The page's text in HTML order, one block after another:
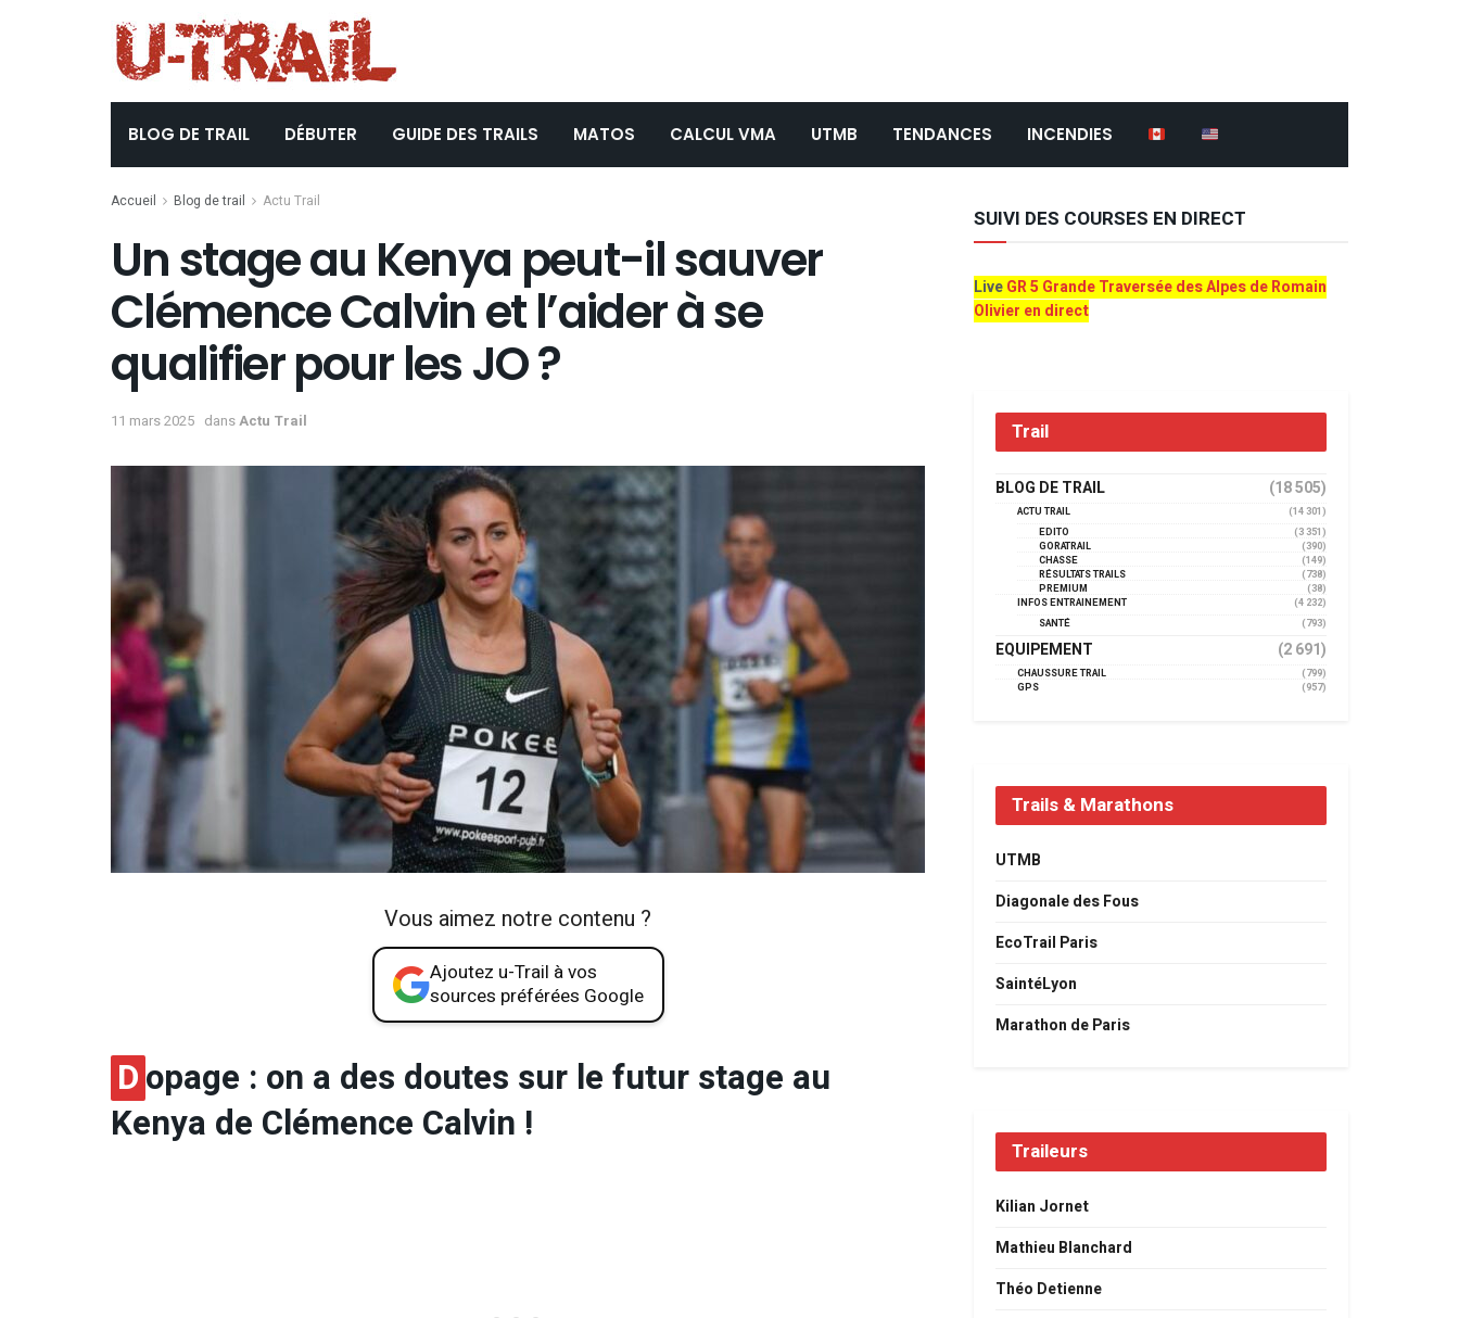
BLOG DE TRAIL DÉBUTER GUIDE DES TRAILS MATOS CALCUL VMA UTMB TENDANCES INCENDIES
Accueil Blog de trail Actu Trail
Un stage au Kenya peut-il sauver
Clémence Calvin et l’aider à se
qualifier pour les JO ?
11 mars 2025 dansActu Trail
Vous aimez notre contenu ?
Ajoutez u-Trail à vos
sources préférées Google
Dopage : on a des doutes sur le futur stage au
Kenya de Clémence Calvin !
SUIVI DES COURSES EN DIRECT
LiveGR 5 Grande Traversée des Alpes de Romain
Olivier en direct
Trail
BLOG DE TRAIL (18 505)
ACTU TRAIL
(14 301)
EDITO
(3 351)
GORATRAIL
(390)
CHASSE
(149)
RÉSULTATS TRAILS
(738)
PREMIUM
(38)
INFOS ENTRAINEMENT
(4 232)
SANTÉ
(793)
EQUIPEMENT (2 691)
CHAUSSURE TRAIL
(799)
GPS
(957)
Trails & Marathons
UTMB
Diagonale des Fous
EcoTrail Paris
SaintéLyon
Marathon de Paris
Traileurs
Kilian Jornet
Mathieu Blanchard
Théo Detienne